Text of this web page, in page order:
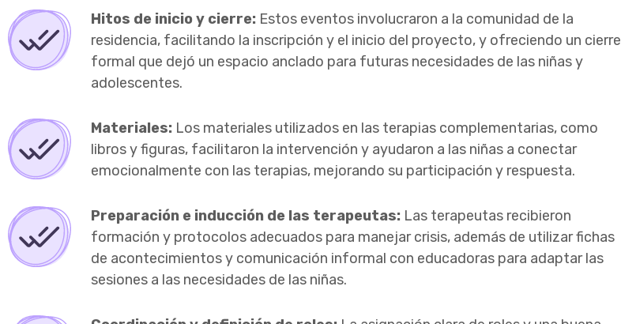
Hitos de inicio y cierre: Estos eventos involucraron a la comunidad de la
residencia, facilitando la inscripción y el inicio del proyecto, y ofreciendo un cierre
formal que dejó un espacio anclado para futuras necesidades de las niñas y
adolescentes.
Materiales: Los materiales utilizados en las terapias complementarias, como
libros y figuras, facilitaron la intervención y ayudaron a las niñas a conectar
emocionalmente con las terapias, mejorando su participación y respuesta.
Preparación e inducción de las terapeutas: Las terapeutas recibieron
formación y protocolos adecuados para manejar crisis, además de utilizar fichas
de acontecimientos y comunicación informal con educadoras para adaptar las
sesiones a las necesidades de las niñas.